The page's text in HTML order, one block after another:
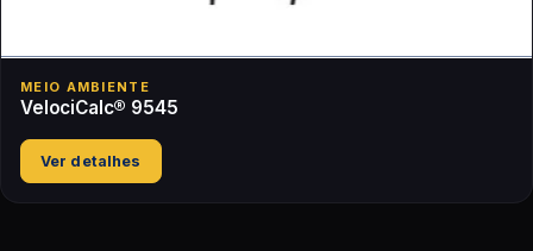
MEIO AMBIENTE
VelociCalc® 9545
Ver detalhes